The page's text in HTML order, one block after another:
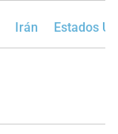
Irán Estados